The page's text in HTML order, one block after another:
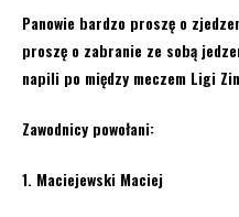
Panowie bardzo proszę o
proszę o zabranie ze sobą
napili po między meczem Ligi
Zawodnicy powołani:
1. Maciejewski Maciej